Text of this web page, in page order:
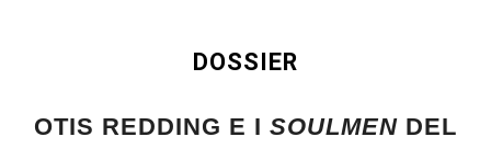
DOSSIER
OTIS REDDING E I SOULMEN DEL